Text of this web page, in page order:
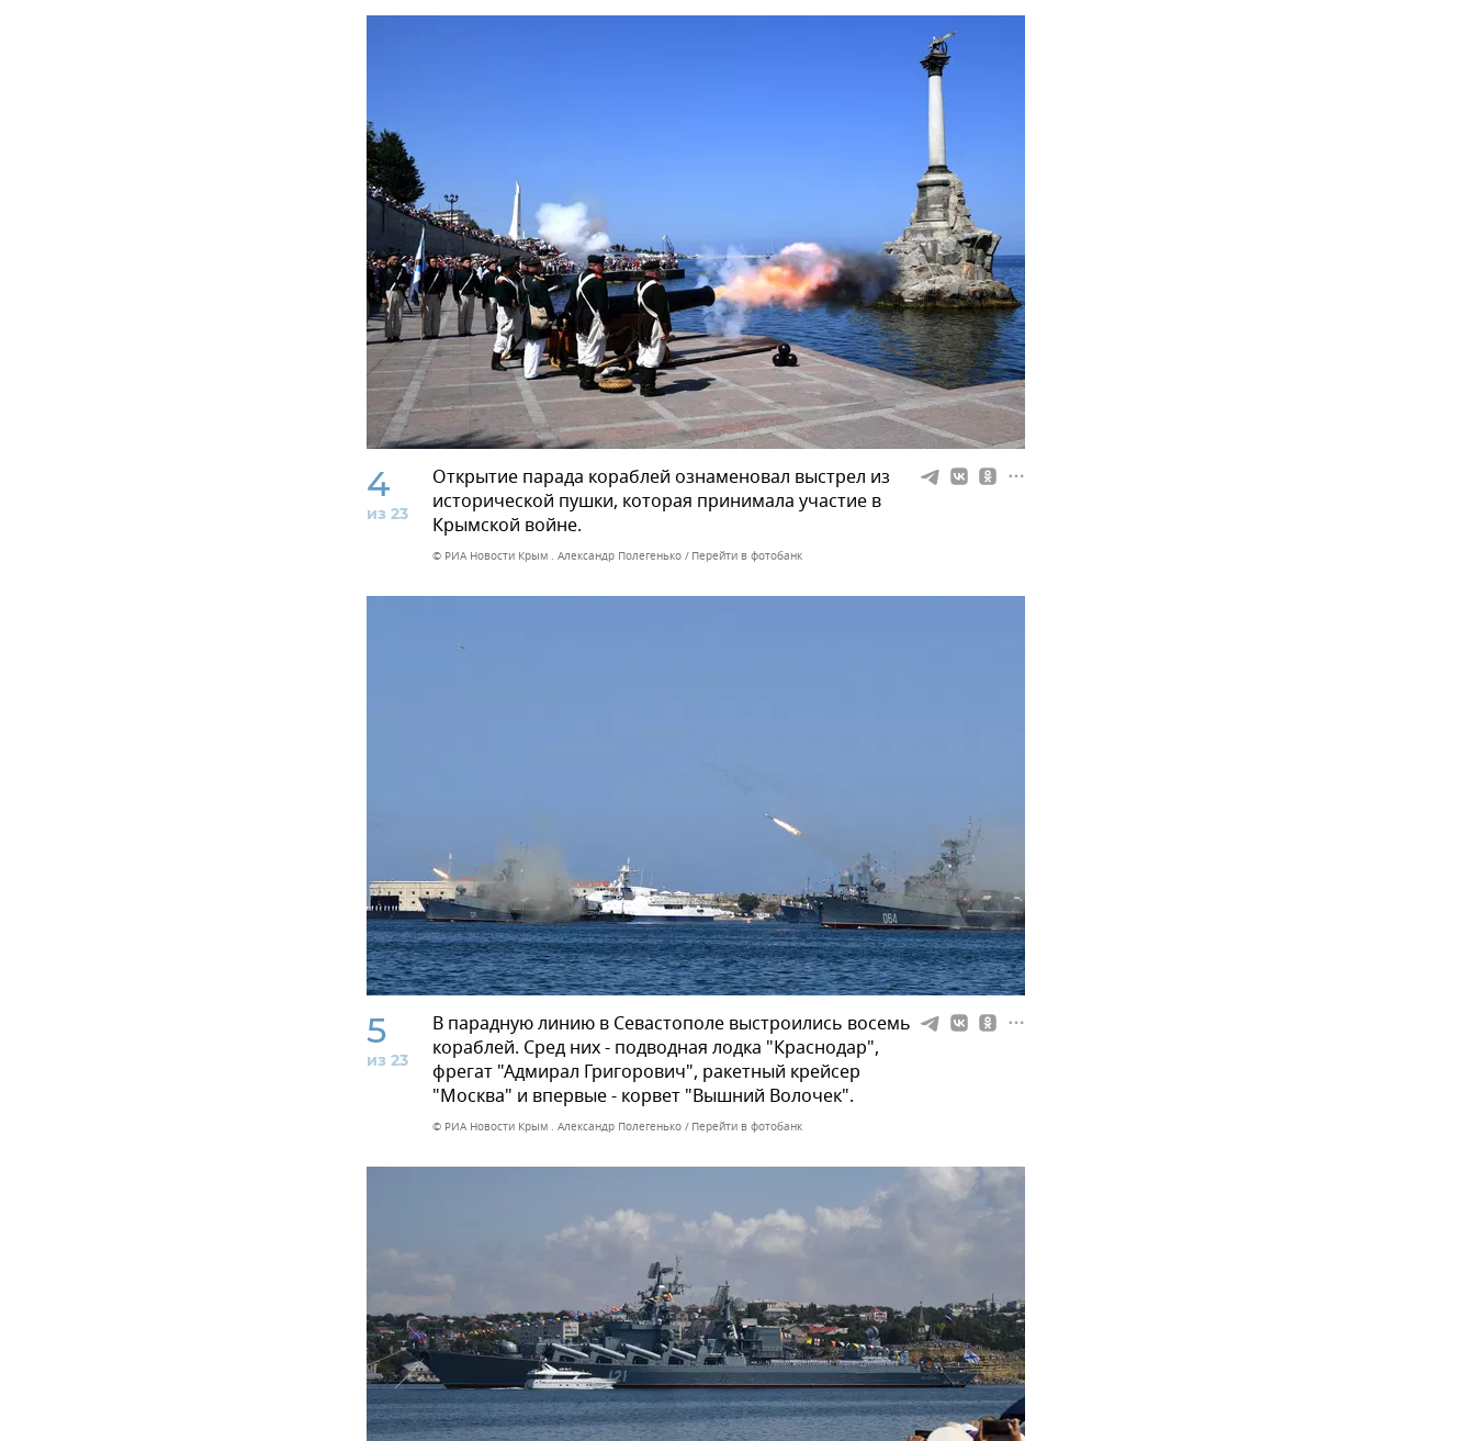
4
из 23
Открытие парада кораблей ознаменовал выстрел из
исторической пушки, которая принимала участие в
Крымской войне.
© РИА Новости Крым . Александр Полегенько Перейти в фотобанк
5
из 23
В парадную линию в Севастополе выстроились восемь
кораблей. Сред них - подводная лодка "Краснодар",
фрегат "Адмирал Григорович", ракетный крейсер
"Москва" и впервые - корвет "Вышний Волочек".
© РИА Новости Крым . Александр Полегенько Перейти в фотобанк